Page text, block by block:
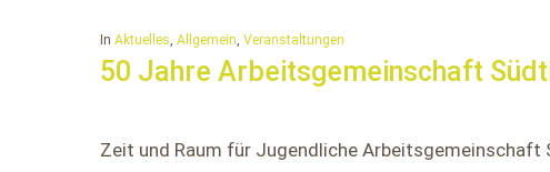
In Aktuelles, Allgemein, Veranstaltungen
50 Jahre Arbeitsgemeinschaft
Zeit und Raum für Jugendliche